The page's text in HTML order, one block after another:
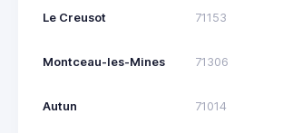
Le Creusot 71153
Montceau-les-Mines 71306
Autun 71014